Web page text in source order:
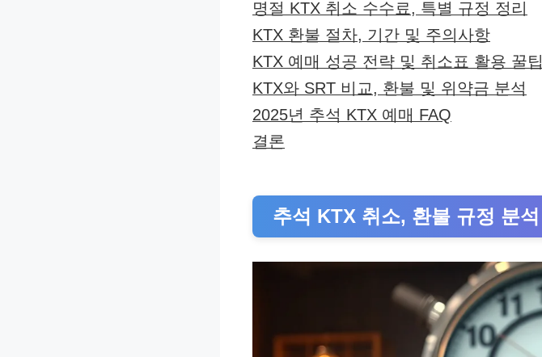
명절 KTX 취소 수수료, 특별 규정 정리
KTX 환불 절차, 기간 및 주의사항
KTX 예매 성공 전략 및 취소표 활용 꿀팁
KTX와 SRT 비교, 환불 및 위약금 분석
2025년 추석 KTX 예매 FAQ
결론
추석 KTX 취소, 환불 규정 분석